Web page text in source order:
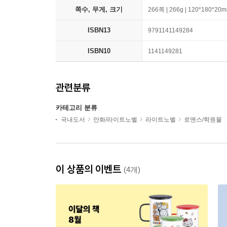
쪽수, 무게, 크기 266쪽 | 266g |
ISBN13 9791141149284
ISBN10 1141149281
관련분류
카테고리 분류
국내도서 만화/라이트노벨 라이트노벨 로맨스/학원물
이 상품의 이벤트 (4개)